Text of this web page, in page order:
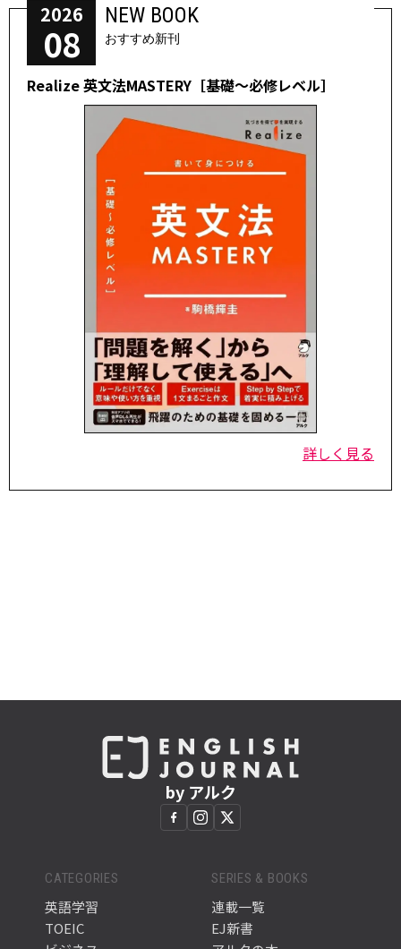
2026
08
NEW BOOK
おすすめ新刊
Realize 英文法MASTERY［基礎～必修レベル］
詳しく見る
by アルク
CATEGORIES
英語学習
TOEIC
SERIES & BOOKS
連載一覧
EJ新書